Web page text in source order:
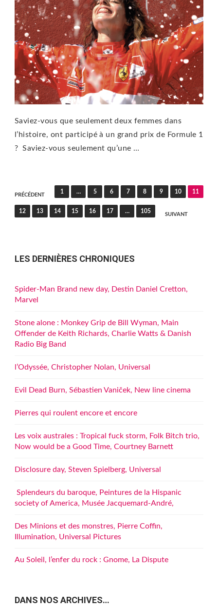
Saviez-vous que seulement deux femmes dans
l’histoire, ont participé à un grand prix de Formule 1
? Saviez-vous seulement qu’une …
Pagination
des
publications
PRÉCÉDENT
1 … 5 6 7 8 9 10 11
12 13 14 15 16 17 … 105
SUIVANT
LES DERNIÈRES CHRONIQUES
Spider-Man Brand new day, Destin Daniel Cretton,
Marvel
Stone alone : Monkey Grip de Bill Wyman, Main
Offender de Keith Richards, Charlie Watts & Danish
Radio Big Band
l’Odyssée, Christopher Nolan, Universal
Evil Dead Burn, Sébastien Vaniček, New line cinema
Pierres qui roulent encore et encore
Les voix australes : Tropical fuck storm, Folk Bitch trio,
Now would be a Good Time, Courtney Barnett
Disclosure day, Steven Spielberg, Universal
Splendeurs du baroque, Peintures de la Hispanic
society of America, Musée Jacquemard-André,
Des Minions et des monstres, Pierre Coffin,
Illumination, Universal Pictures
Au Soleil, l’enfer du rock : Gnome, La Dispute
DANS NOS ARCHIVES…